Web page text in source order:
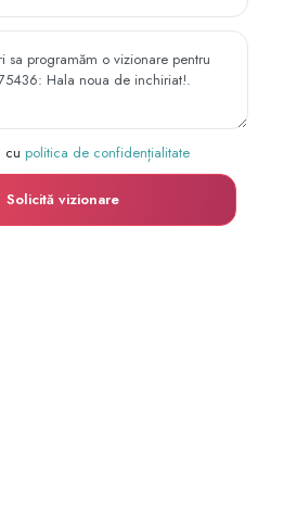
cu politica de confidențialitate
Solicită vizionare